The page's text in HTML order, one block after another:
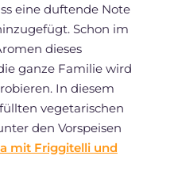
eine duftende Note
Schon im
dieses
ganze Familie wird
In diesem
vegetarischen
den Vorspeisen
mit Friggitelli und